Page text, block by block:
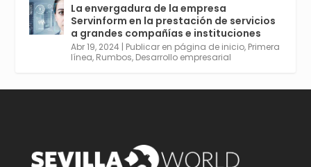
plazo acaba el 2 de mayo. Dota de gran
empleabilidad. Ver y enlace a inscripción:
https://tinyurl.com/yu5xhwjr
La envergadura de la empresa
Servinform en la prestación de servicios
a grandes compañías e instituciones
Abr 19, 2024 | Publicar en página de inicio, Primera
línea, Rumbos, Desarrollo empresarial